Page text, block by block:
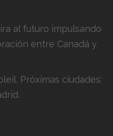
al futuro impulsando
entre Canadá y
Próximas ciudades: